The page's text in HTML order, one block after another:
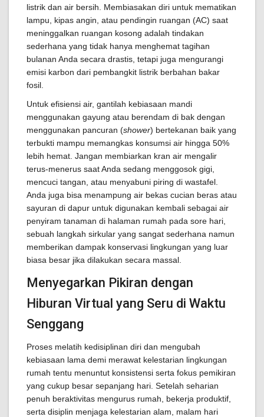
listrik dan air bersih. Membiasakan diri untuk mematikan
lampu, kipas angin, atau pendingin ruangan (AC) saat
meninggalkan ruangan kosong adalah tindakan
sederhana yang tidak hanya menghemat tagihan
bulanan Anda secara drastis, tetapi juga mengurangi
emisi karbon dari pembangkit listrik berbahan bakar
fosil.
Untuk efisiensi air, gantilah kebiasaan mandi
menggunakan gayung atau berendam di bak dengan
menggunakan pancuran (shower) bertekanan baik yang
terbukti mampu memangkas konsumsi air hingga 50%
lebih hemat. Jangan membiarkan kran air mengalir
terus-menerus saat Anda sedang menggosok gigi,
mencuci tangan, atau menyabuni piring di wastafel.
Anda juga bisa menampung air bekas cucian beras atau
sayuran di dapur untuk digunakan kembali sebagai air
penyiram tanaman di halaman rumah pada sore hari,
sebuah langkah sirkular yang sangat sederhana namun
memberikan dampak konservasi lingkungan yang luar
biasa besar jika dilakukan secara massal.
Menyegarkan Pikiran dengan
Hiburan Virtual yang Seru di Waktu
Senggang
Proses melatih kedisiplinan diri dan mengubah
kebiasaan lama demi merawat kelestarian lingkungan
rumah tentu menuntut konsistensi serta fokus pemikiran
yang cukup besar sepanjang hari. Setelah seharian
penuh beraktivitas mengurus rumah, bekerja produktif,
serta disiplin menjaga kelestarian alam, malam hari